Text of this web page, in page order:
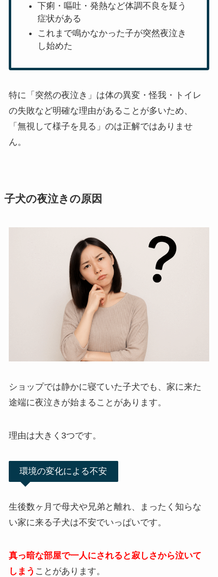
下痢・嘔吐・発熱など体調不良を疑う
症状がある
これまで鳴かなかった子が突然夜泣き
し始めた
特に「突然の夜泣き」は体の異変・怪我・トイレ
の失敗など明確な理由があることが多いため、
「無視して様子を見る」のは正解ではありませ
ん。
子犬の夜泣きの原因
ショップでは静かに寝ていた子犬でも、家に来た
途端に夜泣きが始まることがあります。
理由は大きく3つです。
環境の変化による不安
生後数ヶ月で母犬や兄弟と離れ、まったく知らな
い家に来る子犬は不安でいっぱいです。
真っ暗な部屋で一人にされると寂しさから泣いて
しまう ことがあります。